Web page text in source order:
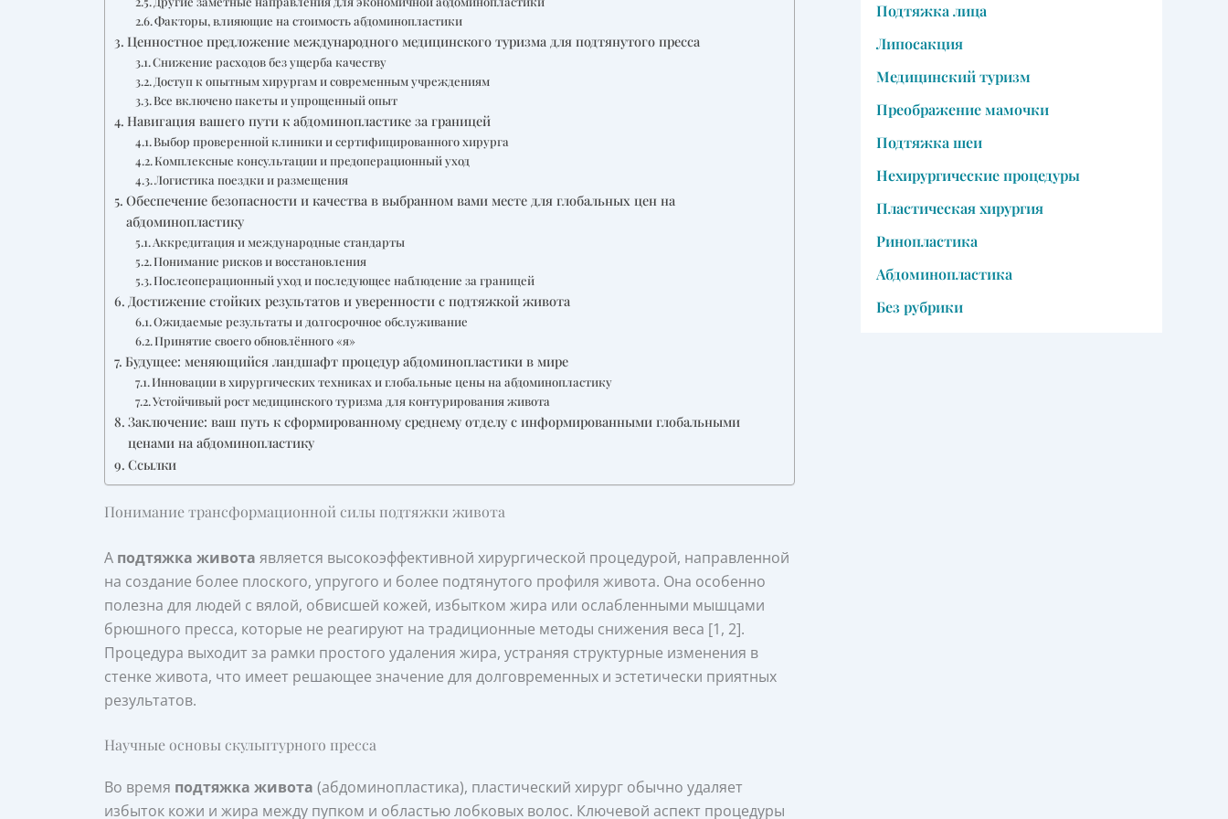
Факторы, влияющие на стоимость абдоминопластики
Ценностное предложение международного медицинского туризма для подтянутого пресса
Снижение расходов без ущерба качеству
Доступ к опытным хирургам и современным учреждениям
Все включено пакеты и упрощенный опыт
Навигация вашего пути к абдоминопластике за границей
Выбор проверенной клиники и сертифицированного хирурга
Комплексные консультации и предоперационный уход
Логистика поездки и размещения
Обеспечение безопасности и качества в выбранном вами месте для глобальных цен на
абдоминопластику
Аккредитация и международные стандарты
Понимание рисков и восстановления
Послеоперационный уход и последующее наблюдение за границей
Достижение стойких результатов и уверенности с подтяжкой живота
Ожидаемые результаты и долгосрочное обслуживание
Принятие своего обновлённого «я»
Будущее: меняющийся ландшафт процедур абдоминопластики в мире
Инновации в хирургических техниках и глобальные цены на абдоминопластику
Устойчивый рост медицинского туризма для контурирования живота
Заключение: ваш путь к сформированному среднему отделу с информированными глобальными
ценами на абдоминопластику
Ссылки
Понимание трансформационной силы подтяжки живота
А подтяжка живота является высокоэффективной хирургической процедурой, направленной
на создание более плоского, упругого и более подтянутого профиля живота. Она особенно
полезна для людей с вялой, обвисшей кожей, избытком жира или ослабленными мышцами
брюшного пресса, которые не реагируют на традиционные методы снижения веса [1, 2].
Процедура выходит за рамки простого удаления жира, устраняя структурные изменения в
стенке живота, что имеет решающее значение для долговременных и эстетически приятных
результатов.
Научные основы скульптурного пресса
Во время подтяжка живота (абдоминопластика), пластический хирург обычно удаляет
избыток кожи и жира между пупком и областью лобковых волос. Ключевой аспект процедуры
Подтяжка лица
Липосакция
Медицинский туризм
Преображение мамочки
Подтяжка шеи
Нехирургические процедуры
Пластическая хирургия
Ринопластика
Абдоминопластика
Без рубрики